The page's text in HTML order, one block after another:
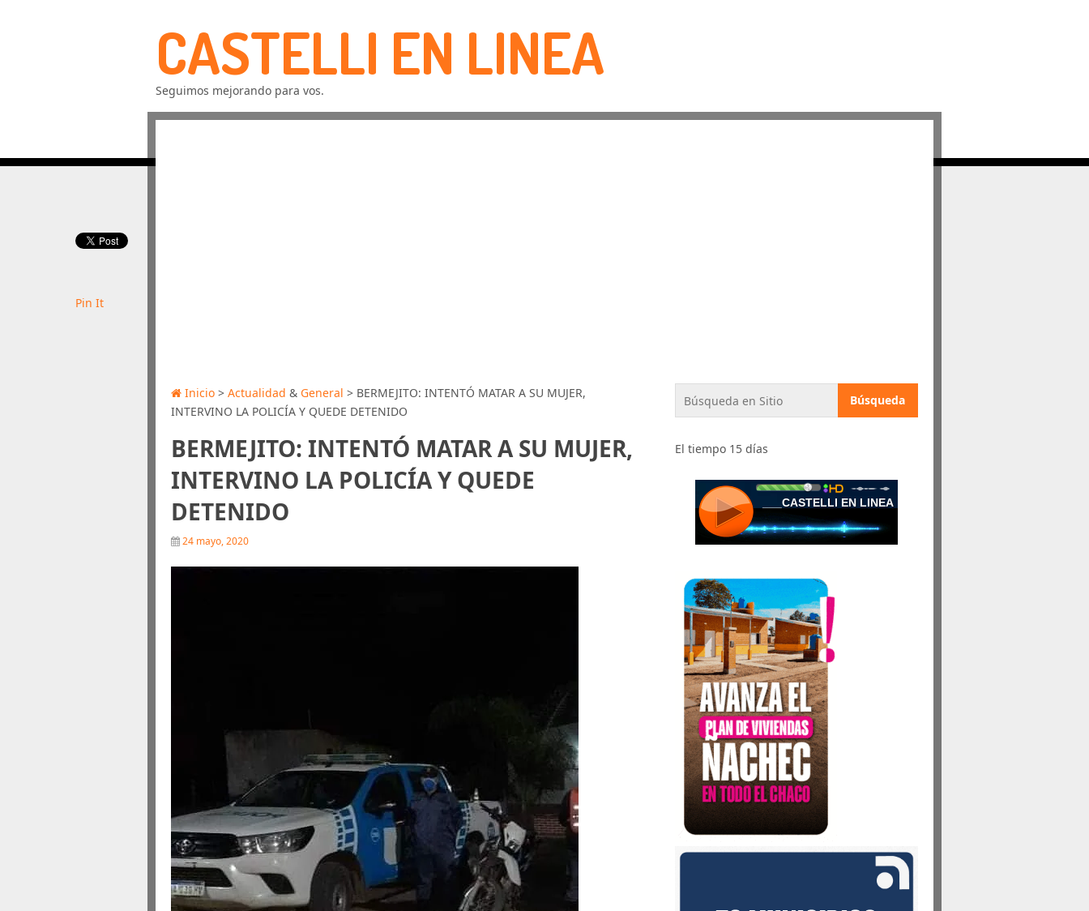
CASTELLI EN LINEA
Seguimos mejorando para vos.
Inicio >Actualidad & General > BERMEJITO: INTENTÓ MATAR A SU MUJER,
INTERVINO LA POLICÍA Y QUEDE DETENIDO
BERMEJITO: INTENTÓ MATAR A SU MUJER,
INTERVINO LA POLICÍA Y QUEDE
DETENIDO
24 mayo, 2020
Pin It
El tiempo 15 días